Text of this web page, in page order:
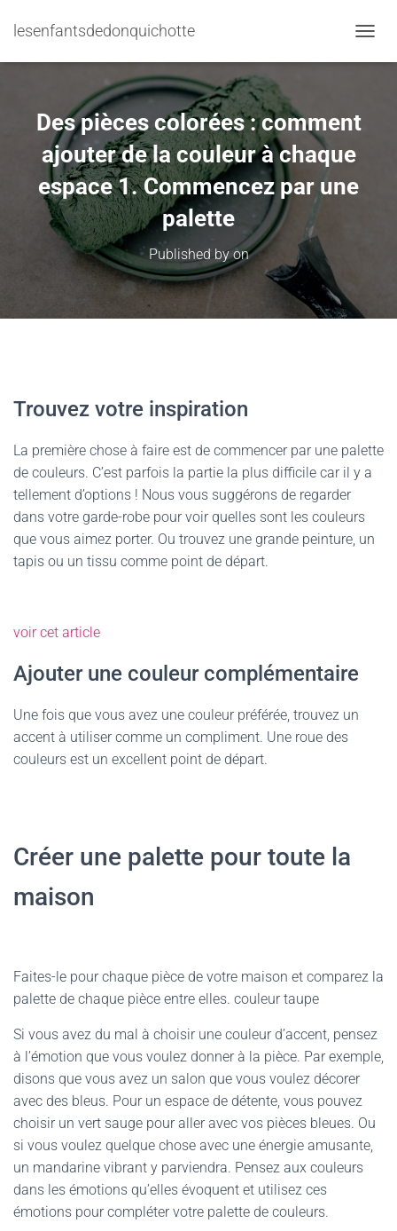
lesenfantsdedonquichotte
Des pièces colorées : comment
ajouter de la couleur à chaque
espace 1. Commencez par une
palette
Published byon
Trouvez votre inspiration
La première chose à faire est de commencer par une palette
de couleurs. C’est parfois la partie la plus difficile car il y a
tellement d’options ! Nous vous suggérons de regarder
dans votre garde-robe pour voir quelles sont les couleurs
que vous aimez porter. Ou trouvez une grande peinture, un
tapis ou un tissu comme point de départ.
voir cet article
Ajouter une couleur complémentaire
Une fois que vous avez une couleur préférée, trouvez un
accent à utiliser comme un compliment. Une roue des
couleurs est un excellent point de départ.
Créer une palette pour toute la
maison
Faites-le pour chaque pièce de votre maison et comparez la
palette de chaque pièce entre elles. couleur taupe
Si vous avez du mal à choisir une couleur d’accent, pensez
à l’émotion que vous voulez donner à la pièce. Par exemple,
disons que vous avez un salon que vous voulez décorer
avec des bleus. Pour un espace de détente, vous pouvez
choisir un vert sauge pour aller avec vos pièces bleues. Ou
si vous voulez quelque chose avec une énergie amusante,
un mandarine vibrant y parviendra. Pensez aux couleurs
dans les émotions qu’elles évoquent et utilisez ces
émotions pour compléter votre palette de couleurs.